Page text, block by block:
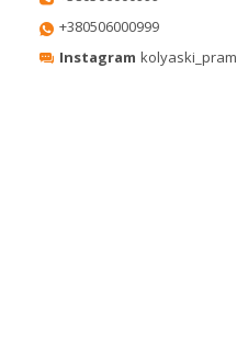
+380506000999
Instagram kolyaski_pram